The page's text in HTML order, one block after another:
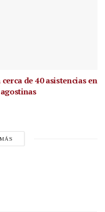
de 40 asistencias en